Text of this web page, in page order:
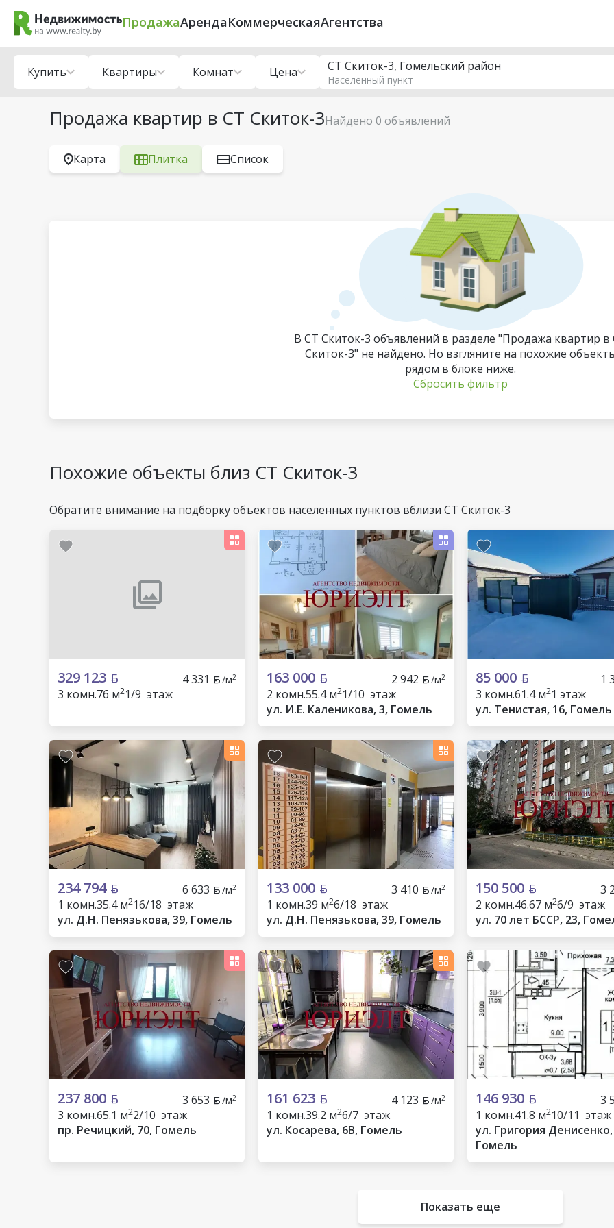
ПродажаАрендаКоммерческаяАгентства
Продажа квартир в СТ Скиток-3Найдено 0 объявлений
Купить Квартиры Комнат Цена СТ Скиток-3, Гомельский район
Населенный пункт
Карта Плитка Список
В СТ Скиток-3 объявлений в разделе "Продажа квартир в
Скиток-3" не найдено. Но взгляните на похожие
рядом в блоке ниже.
Сбросить фильтр
Похожие объекты близ СТ Скиток-3
Обратите внимание на подборку объектов населенных пунктов вблизи СТ Скиток-3
329 123 4 331 /м2
3 комн.76 м21/9 этаж
163 000 2 942 /м2
2 комн.55.4 м21/10 этаж
ул. И.Е. Каленикова, 3, Гомель
85 000
1
3 комн.61.4 м21 этаж
ул. Тенистая, 16, Гомель
234 794 6 633 /м2
1 комн.35.4 м216/18 этаж
ул. Д.Н. Пенязькова, 39, Гомель
133 000 3 410 /м2
1 комн.39 м26/18 этаж
ул. Д.Н. Пенязькова, 39, Гомель
150 500
3
2 комн.46.67 м26/9 этаж
ул. 70 лет БССР, 23,
237 800 3 653 /м2
3 комн.65.1 м22/10 этаж
пр. Речицкий, 70, Гомель
161 623 4 123 /м2
1 комн.39.2 м26/7 этаж
ул. Косарева, 6В, Гомель
146 930
3
1 комн.41.8 м210/11 этаж
ул. Григория Денисенко,
Гомель
Показать еще